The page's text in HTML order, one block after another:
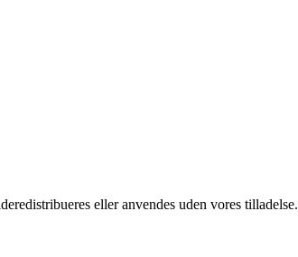
eller anvendes uden vores tilladelse.